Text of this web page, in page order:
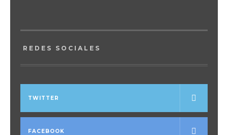
REDES SOCIALES
TWITTER
FACEBOOK